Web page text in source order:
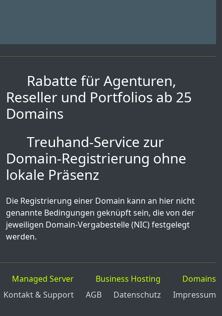
Rabatte für Agenturen,
Reseller und Portfolios ab 25
Domains
Treuhand-Service zur
Domain-Registrierung ohne
lokale Präsenz
Die Registrierung einer Domain kann an hier nicht
genannte Bedingungen geknüpft sein, die von der
jeweiligen Domain-Vergabestelle (NIC) festgelegt
werden.
Managed Server Business Hosting
Domains
Kontakt & Support AGB Datenschutz Impressum